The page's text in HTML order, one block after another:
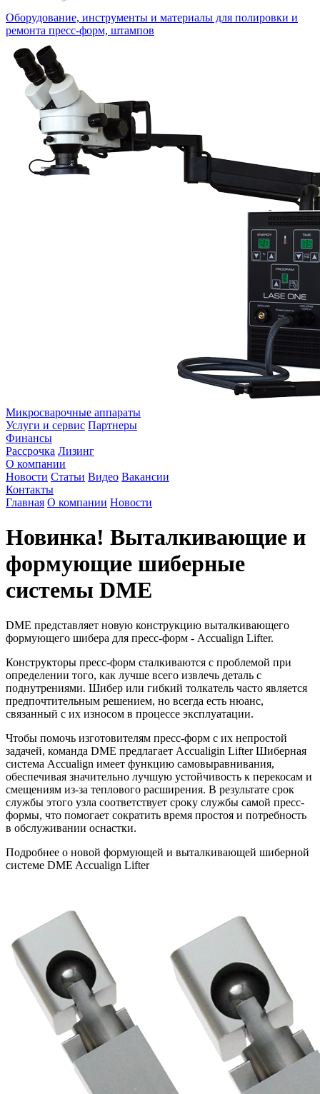
Оборудование, инструменты и материалы для полировки и
ремонта пресс-форм, штампов
Микросварочные аппараты
Услуги и сервис Партнеры
Финансы
Рассрочка Лизинг
О компании
Новости Статьи Видео Вакансии
Контакты
Главная О компании Новости
Новинка! Выталкивающие и
формующие шиберные
системы DME
DME представляет новую конструкцию выталкивающего
формующего шибера для пресс-форм - Accualign Lifter.
Конструкторы пресс-форм сталкиваются с проблемой при
определении того, как лучше всего извлечь деталь с
поднутрениями. Шибер или гибкий толкатель часто является
предпочтительным решением, но всегда есть нюанс,
связанный с их износом в процессе эксплуатации.
Чтобы помочь изготовителям пресс-форм с их непростой
задачей, команда DME предлагает Accualigin Lifter Шиберная
система Accualign имеет функцию самовыравнивания,
обеспечивая значительно лучшую устойчивость к перекосам и
смещениям из-за теплового расширения. В результате срок
службы этого узла соответствует сроку службы самой пресс-
формы, что помогает сократить время простоя и потребность
в обслуживании оснастки.
Подробнее о новой формующей и выталкивающей шиберной
системе DME Accualign Lifter